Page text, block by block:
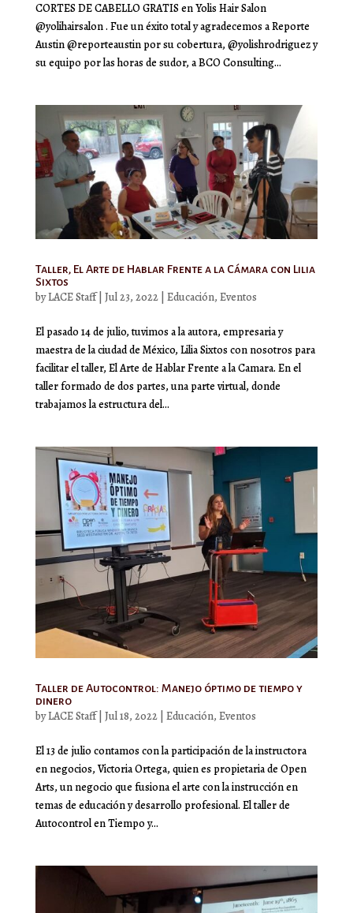
CORTES DE CABELLO GRATIS en Yolis Hair Salon
@yolihairsalon . Fue un éxito total y agradecemos a Reporte
Austin @reporteaustin por su cobertura, @yolishrodriguez y
su equipo por las horas de sudor, a BCO Consulting...
Taller, El Arte de Hablar Frente a la Cámara con Lilia
Sixtos
byLACE Staff| Jul 23, 2022| Educación, Eventos
El pasado 14 de julio, tuvimos a la autora, empresaria y
maestra de la ciudad de México, Lilia Sixtos con nosotros para
facilitar el taller, El Arte de Hablar Frente a la Camara. En el
taller formado de dos partes, una parte virtual, donde
trabajamos la estructura del...
Taller de Autocontrol: Manejo óptimo de tiempo y
dinero
byLACE Staff| Jul 18, 2022| Educación, Eventos
El 13 de julio contamos con la participación de la instructora
en negocios, Victoria Ortega, quien es propietaria de Open
Arts, un negocio que fusiona el arte con la instrucción en
temas de educación y desarrollo profesional. El taller de
Autocontrol en Tiempo y...